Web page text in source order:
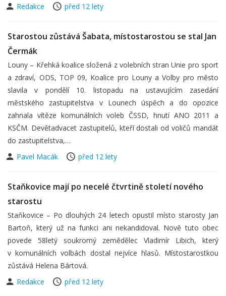
Redakce
před 12 lety
Starostou zůstává Šabata, místostarostou se stal Jan
Čermák
Louny – Křehká koalice složená z volebních stran Unie pro sport
a zdraví, ODS, TOP 09, Koalice pro Louny a Volby pro město
slavila v pondělí 10. listopadu na ustavujícím zasedání
městského zastupitelstva v Lounech úspěch a do opozice
zahnala vítěze komunálních voleb ČSSD, hnutí ANO 2011 a
KSČM. Devětadvacet zastupitelů, kteří dostali od voličů mandát
do zastupitelstva,…
Pavel Macák
před 12 lety
Staňkovice mají po necelé čtvrtině století nového
starostu
Staňkovice – Po dlouhých 24 letech opustil místo starosty Jan
Bartoň, který už na funkci ani nekandidoval. Nově tuto obec
povede 58letý soukromý zemědělec Vladimír Libich, který
v komunálních volbách dostal nejvíce hlasů. Místostarostkou
zůstává Helena Bártová.
Redakce
před 12 lety